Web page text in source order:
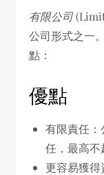
有限公司
公司形式之一
點：
優點
有限責任
任，最高不
更容易獲